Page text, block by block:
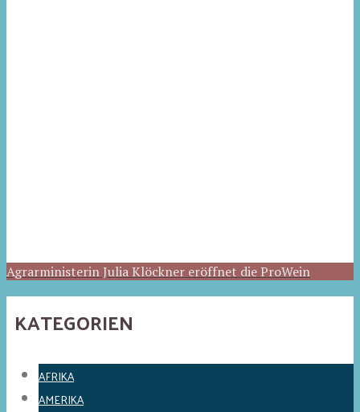
Agrarministerin Julia Klöckner eröffnet die ProWein
KATEGORIEN
AFRIKA
AMERIKA